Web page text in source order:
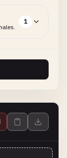
1